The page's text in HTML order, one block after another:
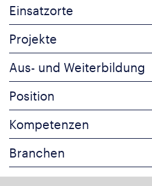
Einsatzorte
Projekte
Aus- und Weiterbildung
Position
Kompetenzen
Branchen